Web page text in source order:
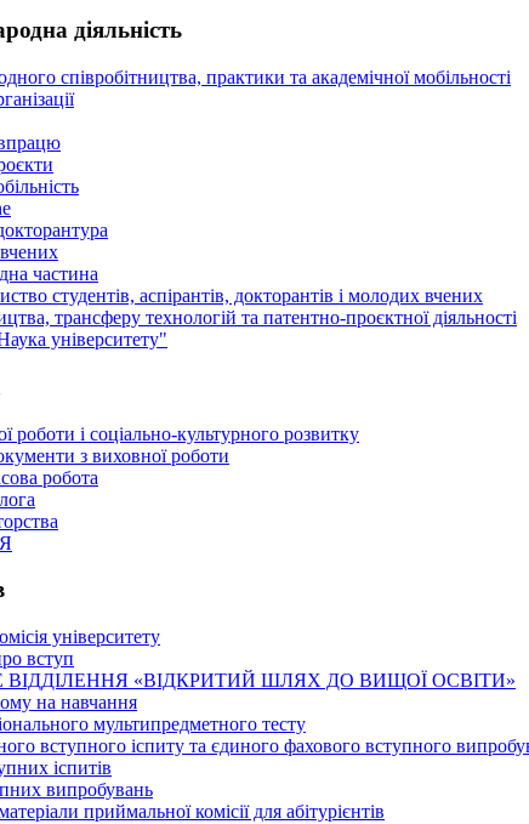
діяльність
співробітництва, практики та академічної мобільності
частина
студентів, аспірантів, докторантів і молодих вчених
трансферу технологій та патентно-проєктної діяльності
університету"
роботи і соціально-культурного розвитку
з виховної роботи
робота
університету
вступ
ВІДДІЛЕННЯ «ВІДКРИТИЙ ШЛЯХ ДО ВИЩОЇ ОСВІТИ»
на навчання
мультипредметного тесту
вступного іспиту та єдиного фахового вступного
іспитів
випробувань
приймальної комісії для абітурієнтів